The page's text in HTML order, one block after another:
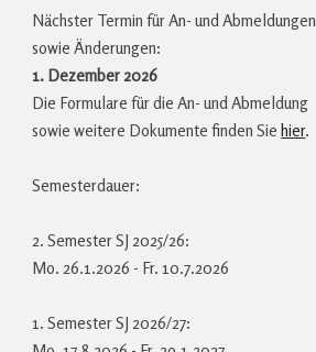
Nächster Termin für An- und Abmeldungen
sowie Änderungen:
1. Dezember 2026
Die Formulare für die An- und Abmeldung
sowie weitere Dokumente finden Siehier.
Semesterdauer:
2. Semester SJ 2025/26:
Mo. 26.1.2026 - Fr. 10.7.2026
1. Semester SJ 2026/27: